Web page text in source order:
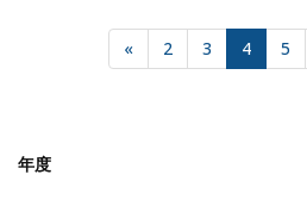
« 2 3 4 5
年度